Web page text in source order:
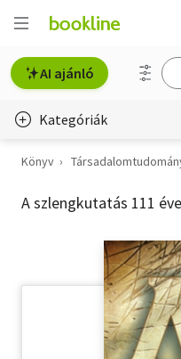
AI ajánló
Kategóriák
Életmód, egészség
Erotika
Gyermek- és ifjúsági
Hobbi, szabadidő
Könyv
A szlengkutatás 111 éve